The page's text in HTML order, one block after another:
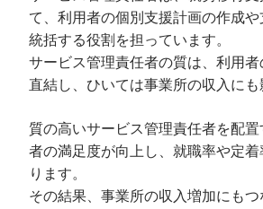
て、利用者の個別支援計画の作成
統括する役割を担っています。
サービス管理責任者の質は、利用
直結し、ひいては事業所の収入にも
質の高いサービス管理責任者を配
者の満足度が向上し、就職率や定
ります。
その結果、事業所の収入増加にもつ